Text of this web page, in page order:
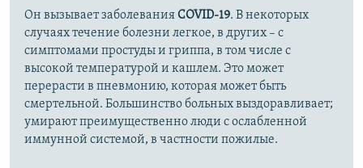
Он вызывает заболеванияCOVID-19. В некоторых
случаях течение болезни легкое, в других – с
симптомами простуды и гриппа, в том числе с
высокой температурой и кашлем. Это может
перерасти в пневмонию, которая может быть
смертельной. Большинство больных выздоравливает;
умирают преимущественно люди с ослабленной
иммунной системой, в частности пожилые.